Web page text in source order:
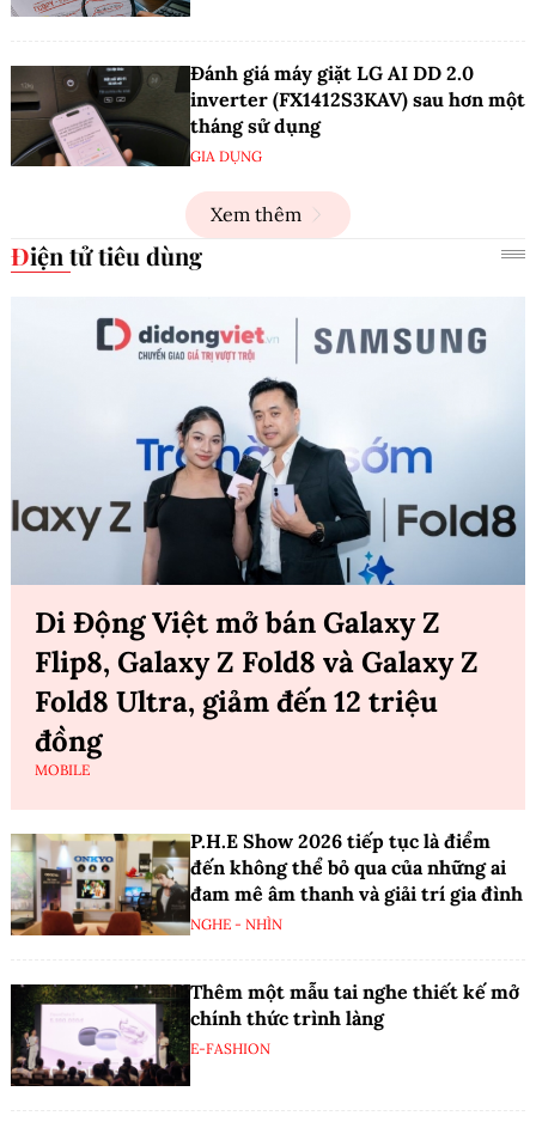
Đánh giá máy giặt LG AI DD 2.0
inverter (FX1412S3KAV) sau hơn một
tháng sử dụng
GIA DỤNG
Xem thêm
Điện tử tiêu dùng
Di Động Việt mở bán Galaxy Z
Flip8, Galaxy Z Fold8 và Galaxy Z
Fold8 Ultra, giảm đến 12 triệu
đồng
MOBILE
P.H.E Show 2026 tiếp tục là điểm
đến không thể bỏ qua của những ai
đam mê âm thanh và giải trí gia đình
NGHE - NHÌN
Thêm một mẫu tai nghe thiết kế mở
chính thức trình làng
E-FASHION